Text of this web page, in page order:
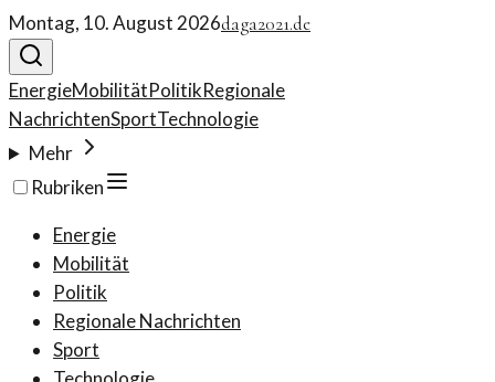
Montag, 10. August 2026daga2021.de
EnergieMobilitätPolitikRegionale
NachrichtenSportTechnologie
Mehr
Rubriken
Energie
Mobilität
Politik
Regionale Nachrichten
Sport